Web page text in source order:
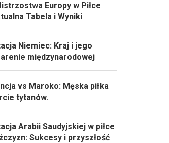
Europy w Piłce
Tabela i Wyniki
Niemiec: Kraj i jego
międzynarodowej
vs Maroko: Męska piłka
tytanów.
Arabii Saudyjskiej w piłce
Sukcesy i przyszłość